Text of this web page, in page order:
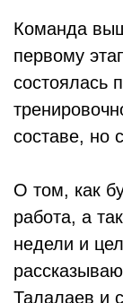
Команда
первому
состоялась
составе, но
О том, как
работа, а
недели и
Талалаев и